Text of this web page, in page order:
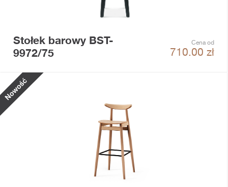
Stołek barowy BST-
9972/75
Cena od
710.00 zł